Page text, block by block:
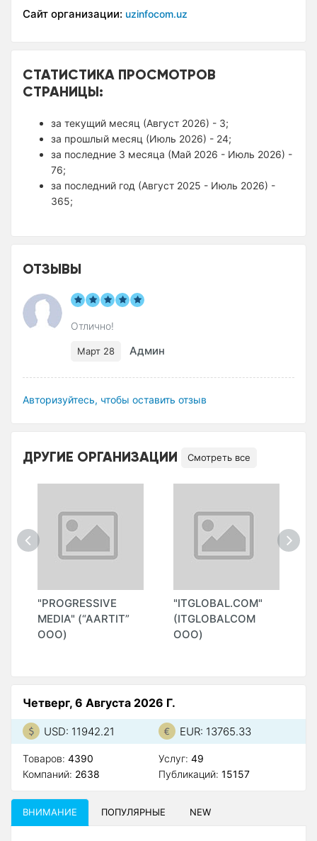
Сайт организации: uzinfocom.uz
СТАТИСТИКА ПРОСМОТРОВ
СТРАНИЦЫ:
за текущий месяц (Август 2026) - 3;
за прошлый месяц (Июль 2026) - 24;
за последние 3 месяца (Май 2026 - Июль 2026) -
76;
за последний год (Август 2025 - Июль 2026) -
365;
ОТЗЫВЫ
Отлично!
Март 28 Админ
Авторизуйтесь, чтобы оставить отзыв
ДРУГИЕ ОРГАНИЗАЦИИ Смотреть все
"PROGRESSIVE
MEDIA" (“AARTIT”
ООО)
"ITGLOBAL.COM"
(ITGLOBALCOM
ООО)
Четверг, 6 Августа 2026 Г.
USD: 11942.21 EUR: 13765.33
Товаров: 4390
Компаний: 2638
Услуг: 49
Публикаций: 15157
ВНИМАНИЕ ПОПУЛЯРНЫЕ NEW